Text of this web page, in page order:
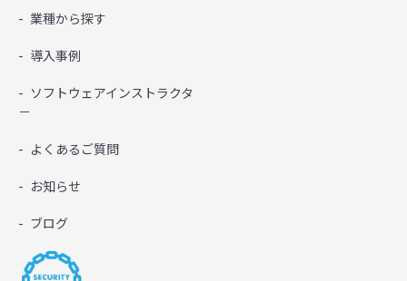
業種から探す
導入事例
ソフトウェアインストラクタ
－
よくあるご質問
お知らせ
ブログ